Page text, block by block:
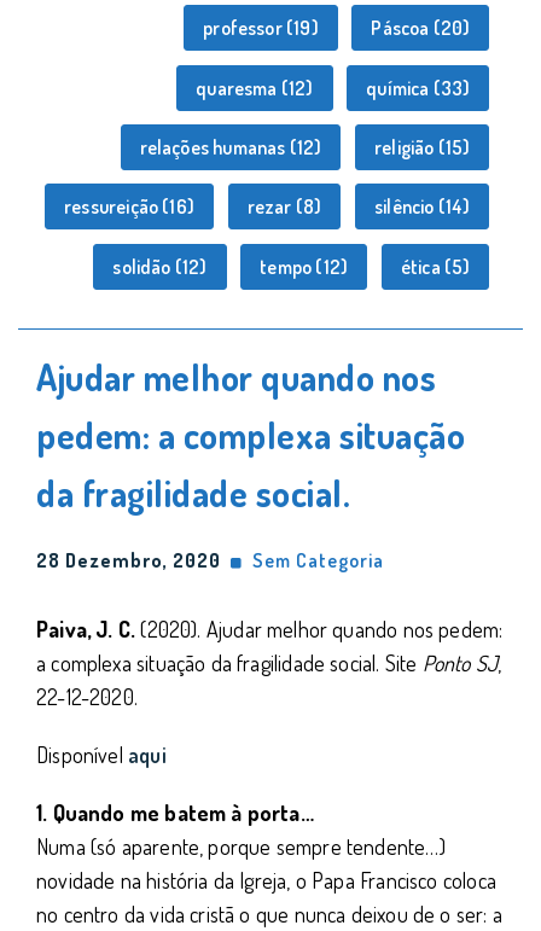
professor(19) Páscoa (20)
quaresma (12) química (33)
relações humanas (12) religião (15)
ressureição (16) rezar (8) silêncio (14)
solidão (12) tempo (12) ética (5)
Ajudar melhor quando nos
pedem: a complexa situação
da fragilidade social.
28 Dezembro, 2020 Sem Categoria
Paiva, J. C.(2020). Ajudar melhor quando nos pedem:
a complexa situação da fragilidade social. Site Ponto SJ,
22-12-2020.
Disponível aqui
1. Quando me batem à porta…
Numa (só aparente, porque sempre tendente…)
novidade na história da Igreja, o Papa Francisco coloca
no centro da vida cristã o que nunca deixou de o ser: a